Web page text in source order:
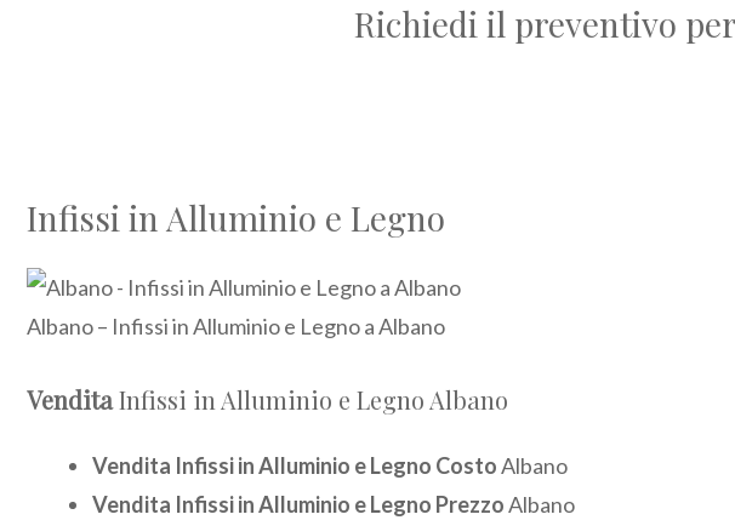
Richiedi il preventivo
Infissi in Alluminio e Legno
Albano – Infissi in Alluminio e Legno a Albano
VenditaInfissi in Alluminio e Legno Albano
Vendita Infissi in Alluminio e Legno CostoAlbano
Vendita Infissi in Alluminio e Legno PrezzoAlbano